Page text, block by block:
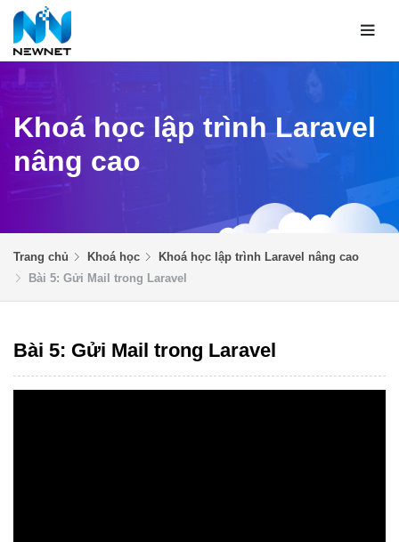
Khoá học lập trình Laravel
nâng cao
Trang chủ Khoá học
Khoá học lập trình Laravel nâng cao
Bài 5: Gửi Mail trong Laravel
Bài 5: Gửi Mail trong Laravel